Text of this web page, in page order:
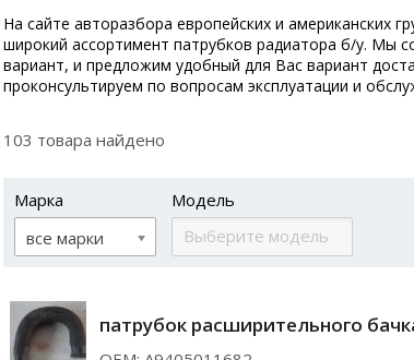
На сайте авторазбора европейских и американских
широкий ассортимент патрубков радиатора б/у. Мы
вариант, и предложим удобный для Вас вариант
проконсультируем по вопросам эксплуатации и
103 товара найдено
Марка
все марки
Модель
патрубок расширительного